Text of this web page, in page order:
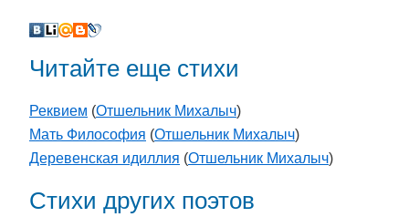
Читайте еще стихи
Реквием (Отшельник Михалыч)
Мать Философия (Отшельник Михалыч)
Деревенская идиллия (Отшельник Михалыч)
Стихи других поэтов